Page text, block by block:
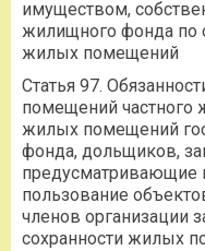
имуществом,
жилищного фонда по
жилых помещений
Статья 97.
помещений частного
жилых помещений
фонда, дольщиков,
предусматривающие
пользование
членов организации
сохранности жилых